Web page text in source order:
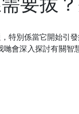
特別係當它開始引
會深入探討有關智